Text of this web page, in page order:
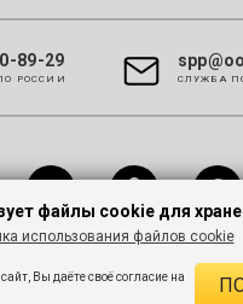
89-29
РОССИИ CЛУЖБА
файлы cookie для
использования файлов cookie
Вы даёте своё согласие на